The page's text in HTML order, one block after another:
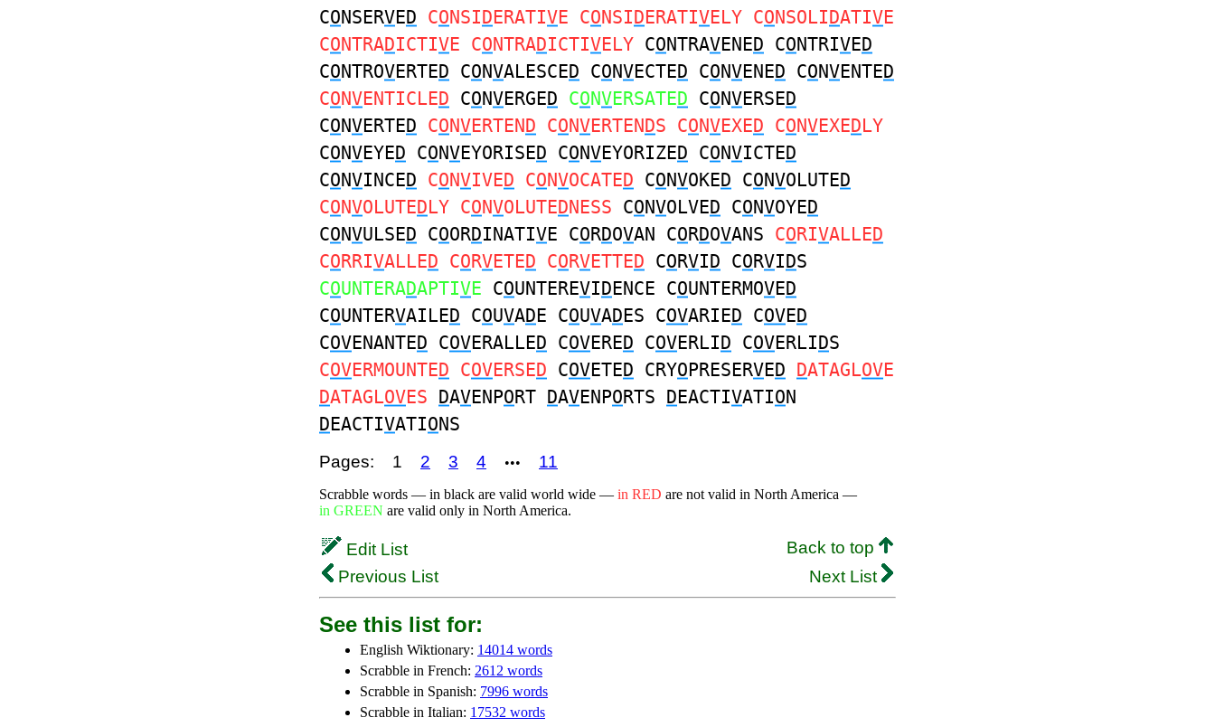
CONSERVED CONSIDERATIVE CONSIDERATIVELY CONSOLIDATIVE
CONTRADICTIVE CONTRADICTIVELY CONTRAVENED CONTRIVED
CONTROVERTED CONVALESCED CONVECTED CONVENED CONVENTED
CONVENTICLED CONVERGED CONVERSATED CONVERSED
CONVERTED CONVERTEND CONVERTENDS CONVEXED CONVEXEDLY
CONVEYED CONVEYORISED CONVEYORIZED CONVICTED
CONVINCED CONVIVED CONVOCATED CONVOKED CONVOLUTED
CONVOLUTEDLY CONVOLUTEDNESS CONVOLVED CONVOYED
CONVULSED COORDINATIVE CORDOVAN CORDOVANS CORIVALLED
CORRIVALLED CORVETED CORVETTED CORVID CORVIDS
COUNTERADAPTIVE COUNTEREVIDENCE COUNTERMOVED
COUNTERVAILED COUVADE COUVADES COVARIED COVED
COVENANTED COVERALLED COVERED COVERLID COVERLIDS
COVERMOUNTED COVERSED COVETED CRYOPRESERVED DATAGLOVE
DATAGLOVES DAVENPORT DAVENPORTS DEACTIVATION
DEACTIVATIONS
Pages: 1 2 3 4 ••• 11
Scrabble words — in black are valid world wide — in RED are not valid in North America —
in GREEN are valid only in North America.
Edit List
Back to top
Previous List
Next List
See this list for:
English Wiktionary: 14014 words
Scrabble in French: 2612 words
Scrabble in Spanish: 7996 words
Scrabble in Italian: 17532 words